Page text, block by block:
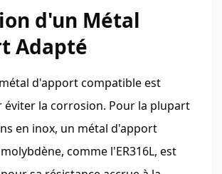
d'un Métal
Adapté
d'apport compatible est
éviter la corrosion. Pour la plupart
en inox, un métal d'apport
comme l'ER316L, est